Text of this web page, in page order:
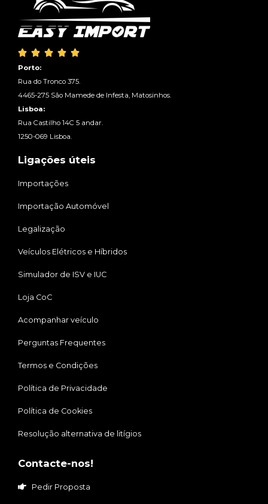
    
Porto:
Rua do Tronco 375.
4465-275 São Mamede de Infesta, Matosinhos.
Lisboa:
Rua Castilho 14C 5 andar.
1250-069 Lisboa.
Ligações úteis
Importações
Importação Automóvel
Legalização
Veículos Elétricos e Híbridos
Simulador de ISV e IUC
Loja CoC
Acompanhar veículo
Perguntas Frequentes
Termos e Condições
Política de Privacidade
Política de Cookies
Resolução alternativa de litígios
Contacte-nos!
Pedir Proposta